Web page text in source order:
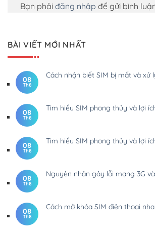
Bạn phải đăng nhập để gửi bình
BÀI VIẾT MỚI NHẤT
08
Th8
Cách nhận biết SIM bị mất và xử
08
Th8
Tìm hiểu SIM phong thủy và lợi
08
Th8
Tìm hiểu SIM phong thủy và lợi
08
Th8
Nguyên nhân gây lỗi mạng 3G
08
Th8
Cách mở khóa SIM điện thoại